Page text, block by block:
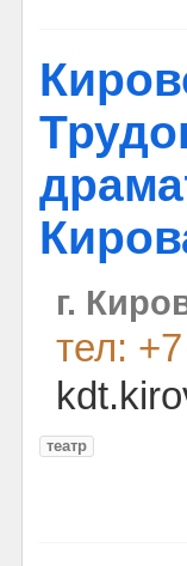
г.
тел:
театр